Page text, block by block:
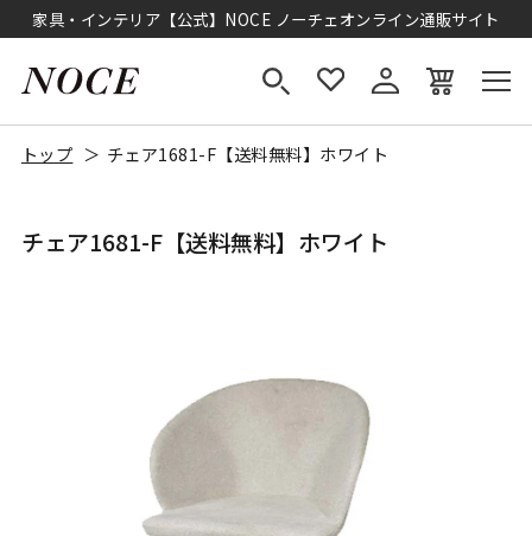
家具・インテリア【公式】NOCE ノーチェオンライン通販サイト
トップ チェア1681-F【送料無料】ホワイト
チェア1681-F【送料無料】ホワイト